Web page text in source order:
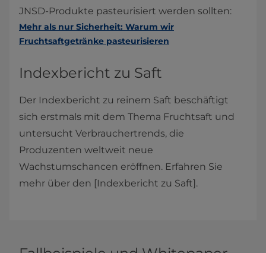
JNSD-Produkte pasteurisiert werden sollten:
Mehr als nur Sicherheit: Warum wir
Fruchtsaftgetränke pasteurisieren
Indexbericht zu Saft
Der Indexbericht zu reinem Saft beschäftigt
sich erstmals mit dem Thema Fruchtsaft und
untersucht Verbrauchertrends, die
Produzenten weltweit neue
Wachstumschancen eröffnen. Erfahren Sie
mehr über den [Indexbericht zu Saft].